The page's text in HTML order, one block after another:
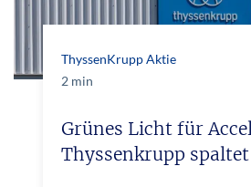
ThyssenKrupp Aktie
2 min
Grünes Licht für
Thyssenkrupp